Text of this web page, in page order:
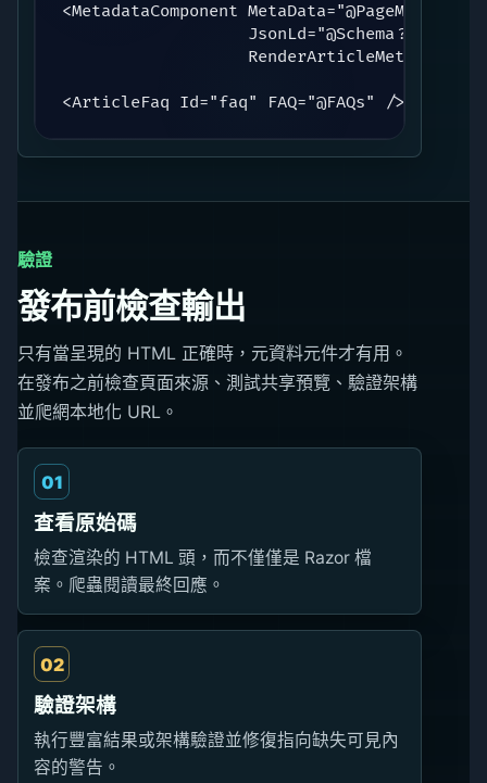
<MetadataComponent MetaData="@PageMeta"
                   JsonLd="@Schema?.JsonLd"
<ArticleFaq Id="faq" FAQ="@FAQs" />
驗證
發布前檢查輸出
只有當呈現的 HTML 正確時，元資料元件才有用。
在發布之前檢查頁面來源、測試共享預覽、驗證架構
並爬網本地化 URL。
01
查看原始碼
檢查渲染的 HTML 頭，而不僅僅是 Razor 檔
案。爬蟲閱讀最終回應。
02
驗證架構
執行豐富結果或架構驗證並修復指向缺失可見內
容的警告。